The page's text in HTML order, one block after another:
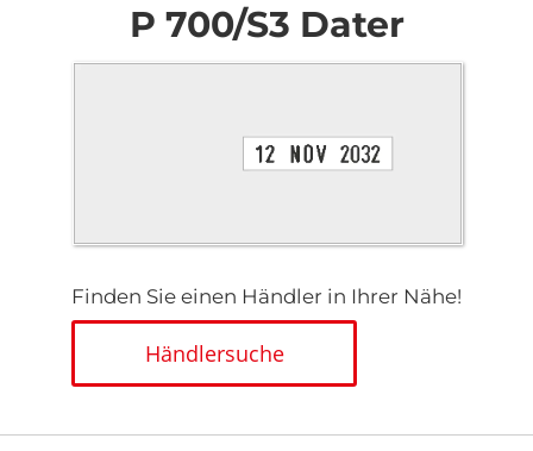
P 700/S3 Dater
Finden Sie einen Händler in Ihrer Nähe!
Händlersuche